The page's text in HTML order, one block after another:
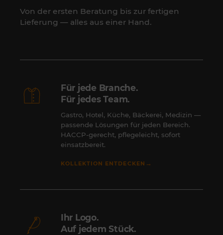
Von der ersten Beratung bis zur fertigen
Lieferung — alles aus einer Hand.
Für jede Branche.
Für jedes Team.
Gastro, Hotel, Küche, Bäckerei, Medizin —
passende Lösungen für jeden Bereich.
HACCP-gerecht, pflegeleicht, sofort
einsatzbereit.
KOLLEKTION ENTDECKEN →
Ihr Logo.
Auf jedem Stück.